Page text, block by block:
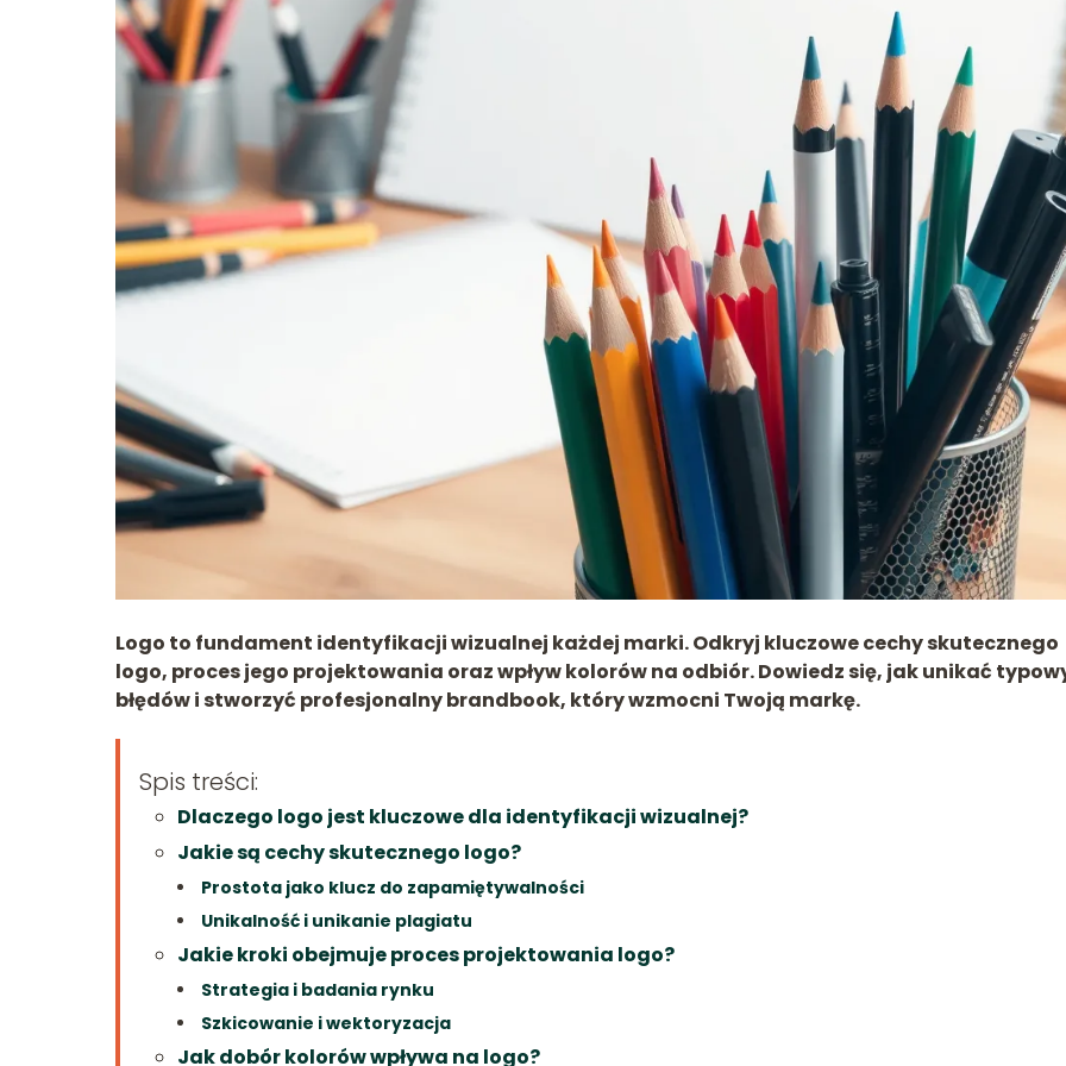
Logo to fundament identyfikacji wizualnej każdej marki. Odkryj kluczowe cechy skutecznego
logo, proces jego projektowania oraz wpływ kolorów na odbiór. Dowiedz się, jak unikać
błędów i stworzyć profesjonalny brandbook, który wzmocni Twoją markę.
Spis treści:
Dlaczego logo jest kluczowe dla identyfikacji wizualnej?
Jakie są cechy skutecznego logo?
Prostota jako klucz do zapamiętywalności
Unikalność i unikanie plagiatu
Jakie kroki obejmuje proces projektowania logo?
Strategia i badania rynku
Szkicowanie i wektoryzacja
Jak dobór kolorów wpływa na logo?